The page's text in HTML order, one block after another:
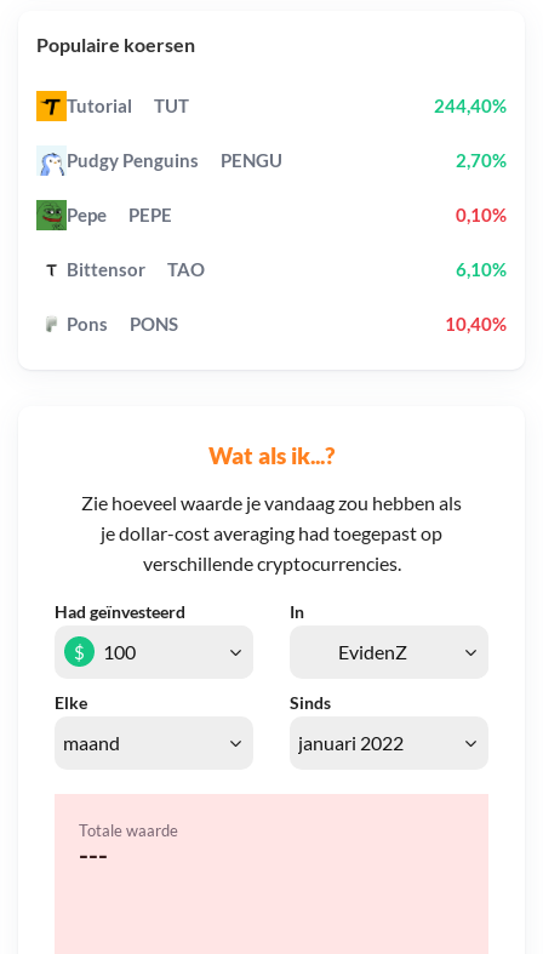
Wat als ik...?
Zie hoeveel waarde je vandaag zou hebben als
je dollar-cost averaging had toegepast op
verschillende cryptocurrencies.
Had geïnvesteerd In
Elke Sinds
$
Totale waarde
---
Populaire koersen
Tutorial TUT 244,40%
Pudgy Penguins PENGU 2,70%
Pepe PEPE 0,10%
Bittensor TAO 6,10%
Pons PONS 10,40%